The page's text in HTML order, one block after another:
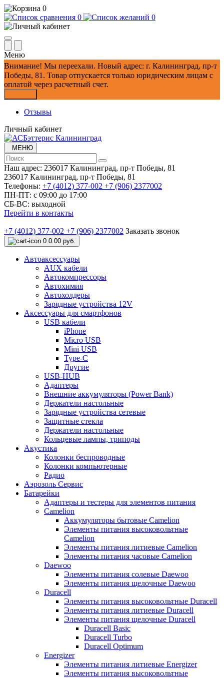
0
0
0
Меню
Внимание! Мы переехали. Новый адрес: г. Калининград, пр-т
Победы, 81. Товар отпускается только юридическим лицам с
оплатой через расчетный счет.
Отзывы
Личный кабинет
МЕНЮ
Наш адрес: 236017 Калининград,​ пр-т Победы, 81
236017 Калининград,​ пр-т Победы, 81
Телефоны: +7 (4012) 377-002 +7 (906) 2377002
ПН-ПТ: с 09:00 до 17:00
СБ-ВС: выходной
Перейти в контакты
+7 (4012) 377-002 +7 (906) 2377002 Заказать звонок
0 0.00 руб.
Автоаксессуары
AUX кабели
Автокомпрессоры
Автохимия
Автохолдеры
Зарядные устройства 12V
Аксессуары для смартфонов
USB кабели
iPhone
Micro USB
Mini USB
Type-C
Другие
USB-HUB
Адаптеры
Внешние аккумуляторы (Power Bank)
Держатели настольные
Зарядные устройства сетевые
Защитные стекла
Держатели настольные
Кольцевые лампы, триподы
Акустика
Колонки беспроводные
Колонки компьютерные
Радио
Аэрозоль Сервис
Батарейки
Aдаптеры и тестеры для элементов питания
Camelion
Аккумуляторы бытовые Camelion
Элементы питания высоковольтные
Camelion
Элементы питания литиевые Camelion
Элементы питания часовые Camelion
Daewoo
Элементы питания солевые Daewoo
Элементы питания щелочные Daewoo
Duracell
Элементы питания высоковольтные Duracell
Элементы питания литиевые Duracell
Элементы питания щелочные Duracell
Duracell Basic
Duracell Turbo
Duracell Optimum
Energizer
Элементы питания литиевые Energizer
Элементы питания высоковольтные